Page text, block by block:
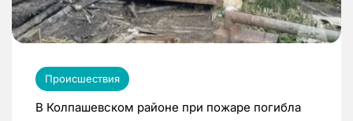
Происшествия
В Колпашевском районе при пожаре погибла